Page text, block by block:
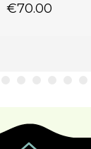
€70.00